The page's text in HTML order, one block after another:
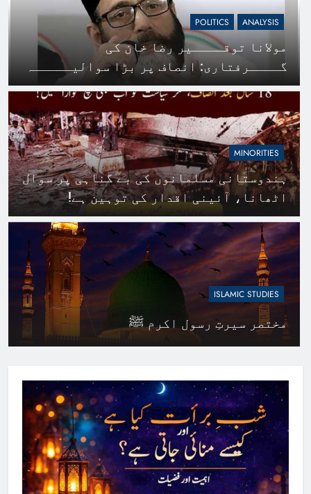
ANALYSIS
POLITICS
مولانا توقــــیر رضا خان کی
گــــرفتاری: انصاف پر بڑا سوالیـــــہ
نشان
MINORITIES
ہندوستانی مسلمانوں کی بے گناہی پر سوال
اٹھانا، آئینی اقدار کی توہین ہے!
ISLAMIC STUDIES
مختصر سیرتِ رسول اکرم ﷺ